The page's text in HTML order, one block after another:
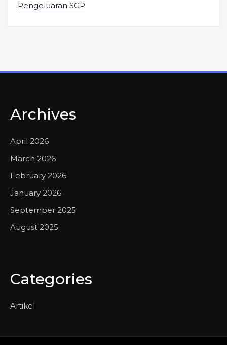
Pengeluaran SGP
Archives
April 2026
March 2026
February 2026
January 2026
September 2025
August 2025
Categories
Artikel